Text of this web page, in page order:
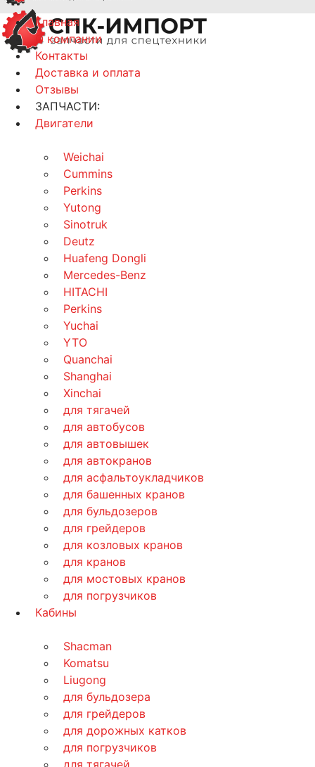
Главная
О компании
Контакты
Доставка и оплата
Отзывы
ЗАПЧАСТИ:
Двигатели
Weichai
Cummins
Perkins
Yutong
Sinotruk
Deutz
Huafeng Dongli
Mercedes-Benz
HITACHI
Perkins
Yuchai
YTO
Quanchai
Shanghai
Xinchai
для тягачей
для автобусов
для автовышек
для автокранов
для асфальтоукладчиков
для башенных кранов
для бульдозеров
для грейдеров
для козловых кранов
для кранов
для мостовых кранов
для погрузчиков
Кабины
Shacman
Komatsu
Liugong
для бульдозера
для грейдеров
для дорожных катков
для погрузчиков
для тягачей